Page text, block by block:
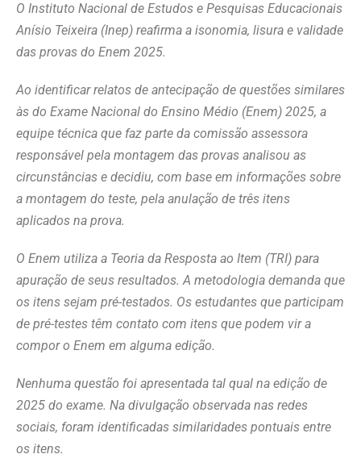
O Instituto Nacional de Estudos e Pesquisas Educacionais
Anísio Teixeira (Inep) reafirma a isonomia, lisura e validade
das provas do Enem 2025.
Ao identificar relatos de antecipação de questões similares
às do Exame Nacional do Ensino Médio (Enem) 2025, a
equipe técnica que faz parte da comissão assessora
responsável pela montagem das provas analisou as
circunstâncias e decidiu, com base em informações sobre
a montagem do teste, pela anulação de três itens
aplicados na prova.
O Enem utiliza a Teoria da Resposta ao Item (TRI) para
apuração de seus resultados. A metodologia demanda que
os itens sejam pré-testados. Os estudantes que participam
de pré-testes têm contato com itens que podem vir a
compor o Enem em alguma edição.
Nenhuma questão foi apresentada tal qual na edição de
2025 do exame. Na divulgação observada nas redes
sociais, foram identificadas similaridades pontuais entre
os itens.